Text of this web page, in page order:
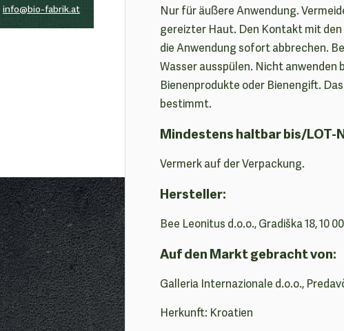
info@bio-fabrik.at
Nur für äußere Anwendung.
gereizter Haut. Den Kontakt mit
die Anwendung sofort abbrechen.
Wasser ausspülen. Nicht anwenden
Bienenprodukte oder Bienengift.
bestimmt.
Mindestens haltbar bis/LOT-
Vermerk auf der Verpackung.
Hersteller:
Bee Leonitus d.o.o., Gradiška 18, 10
Auf den Markt gebracht von:
Galleria Internazionale d.o.o.,
Herkunft: Kroatien